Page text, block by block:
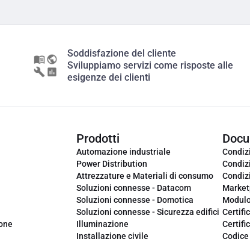
Soddisfazione del cliente
Sviluppiamo servizi come risposte alle
esigenze dei clienti
Prodotti
Automazione industriale
Power Distribution
Attrezzature e Materiali di consumo
Soluzioni connesse - Datacom
Soluzioni connesse - Domotica
Soluzioni connesse - Sicurezza edifici
Illuminazione
Installazione civile